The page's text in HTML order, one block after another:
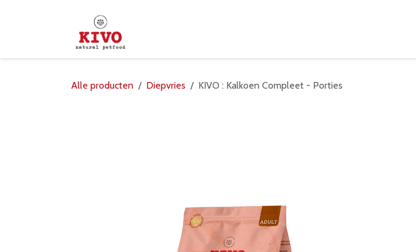
Alle producten Diepvries KIVO : Kalkoen Compleet - Porties